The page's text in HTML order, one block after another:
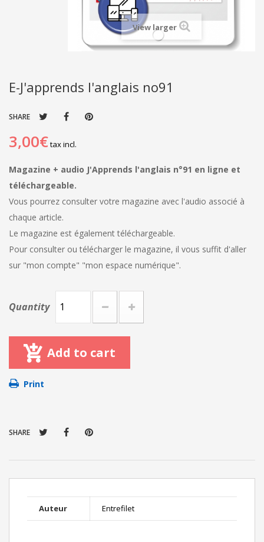
View larger
E-J'apprends l'anglais no91
SHARE
3,00€tax incl.
Magazine + audio J'Apprends l'anglais n°91 en ligne et
téléchargeable.
Vous pourrez consulter votre magazine avec l'audio associé à
chaque article.
Le magazine est également téléchargeable.
Pour consulter ou télécharger le magazine, il vous suffit d'aller
sur "mon compte" "mon espace numérique".
Quantity
Add to cart
Print
SHARE
Auteur Entrefilet